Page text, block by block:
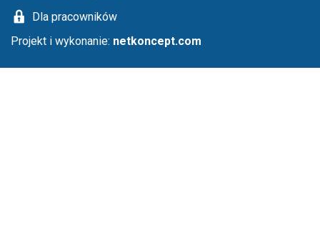
Dla pracowników
Projekt i wykonanie: netkoncept.com